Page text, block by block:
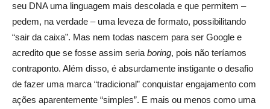
seu DNA uma linguagem mais descolada e que permitem –
pedem, na verdade – uma leveza de formato, possibilitando
“sair da caixa”. Mas nem todas nascem para ser Google e
acredito que se fosse assim seria boring, pois não teríamos
contraponto. Além disso, é absurdamente instigante o desafio
de fazer uma marca “tradicional” conquistar engajamento com
ações aparentemente “simples”. E mais ou menos como uma